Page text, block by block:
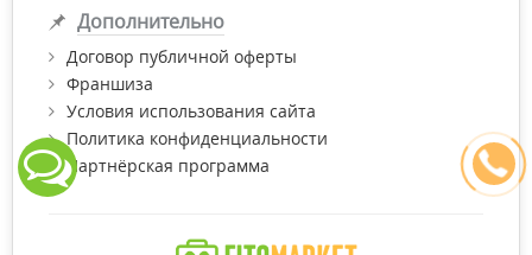
Дополнительно
Договор публичной оферты
Франшиза
Условия использования сайта
Политика конфиденциальности
Партнёрская программа